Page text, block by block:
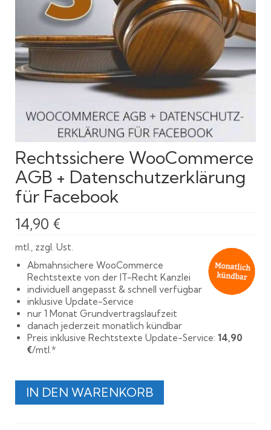
Warenkorb
Rechtssichere WooCommerce
AGB + Datenschutzerklärung
für Facebook
14,90 €
mtl., zzgl. Ust.
Abmahnsichere WooCommerce
Rechtstexte von der IT-Recht Kanzlei
individuell angepasst & schnell verfügbar
inklusive Update-Service
nur 1 Monat Grundvertragslaufzeit
danach jederzeit monatlich kündbar
Preis inklusive Rechtstexte Update-Service: 14,90
€/mtl.*
Rechtssichere
WooCommerce
IN DEN WARENKORB